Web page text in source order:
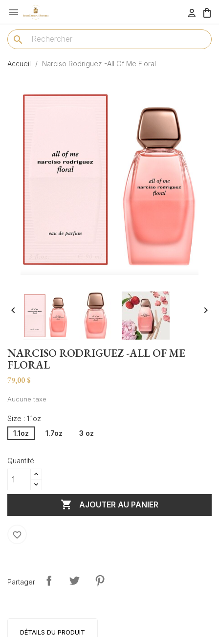
menu 
search
Accueil Narciso Rodriguez -All Of Me Floral
 
NARCISO RODRIGUEZ -ALL OF ME
FLORAL
79,00 $
Aucune taxe
Size : 1.1oz
1.1oz 1.7oz 3 oz
Quantité
 AJOUTER AU PANIER
favorite_border
Partager
DÉTAILS DU PRODUIT